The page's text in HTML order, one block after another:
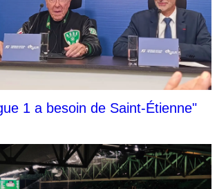
1 a besoin de Saint-Étienne"